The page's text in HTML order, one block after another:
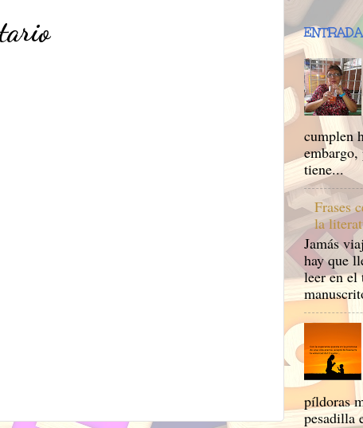
cumplen
embargo,
tiene...
Frases
la
Jamás
hay que
leer en el
píldoras
pesadilla